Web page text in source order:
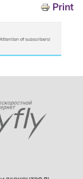
Print